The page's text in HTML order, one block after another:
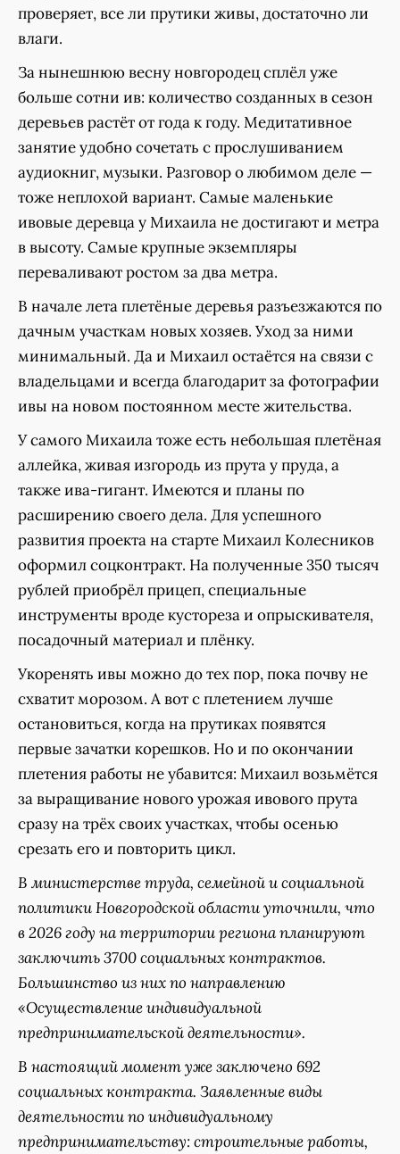
проверяет, все ли прутики живы, достаточно ли
влаги.
За нынешнюю весну новгородец сплёл уже
больше сотни ив: количество созданных в сезон
деревьев растёт от года к году. Медитативное
занятие удобно сочетать с прослушиванием
аудиокниг, музыки. Разговор о любимом деле —
тоже неплохой вариант. Самые маленькие
ивовые деревца у Михаила не достигают и метра
в высоту. Самые крупные экземпляры
переваливают ростом за два метра.
В начале лета плетёные деревья разъезжаются по
дачным участкам новых хозяев. Уход за ними
минимальный. Да и Михаил остаётся на связи с
владельцами и всегда благодарит за фотографии
ивы на новом постоянном месте жительства.
У самого Михаила тоже есть небольшая плетёная
аллейка, живая изгородь из прута у пруда, а
также ива-гигант. Имеются и планы по
расширению своего дела. Для успешного
развития проекта на старте Михаил Колесников
оформил соцконтракт. На полученные 350 тысяч
рублей приобрёл прицеп, специальные
инструменты вроде кустореза и опрыскивателя,
посадочный материал и плёнку.
Укоренять ивы можно до тех пор, пока почву не
схватит морозом. А вот с плетением лучше
остановиться, когда на прутиках появятся
первые зачатки корешков. Но и по окончании
плетения работы не убавится: Михаил возьмётся
за выращивание нового урожая ивового прута
сразу на трёх своих участках, чтобы осенью
срезать его и повторить цикл.
В министерстве труда, семейной и социальной
политики Новгородской области уточнили, что
в 2026 году на территории региона планируют
заключить 3700 социальных контрактов.
Большинство из них по направлению
«Осуществление индивидуальной
предпринимательской деятельности».
В настоящий момент уже заключено 692
социальных контракта. Заявленные виды
деятельности по индивидуальному
предпринимательству: строительные работы,